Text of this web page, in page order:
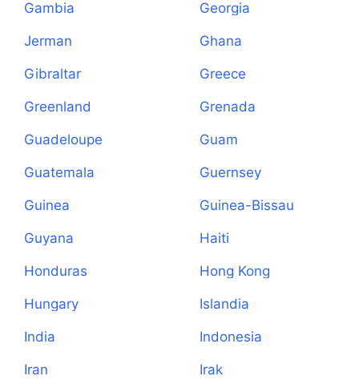
Gambia Georgia
Jerman Ghana
Gibraltar Greece
Greenland Grenada
Guadeloupe Guam
Guatemala Guernsey
Guinea Guinea-Bissau
Guyana Haiti
Honduras Hong Kong
Hungary Islandia
India Indonesia
Iran Irak